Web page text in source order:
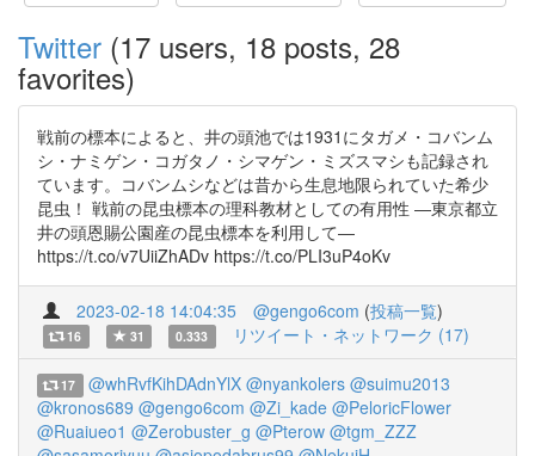
Twitter (17 users, 18 posts, 28
favorites)
戦前の標本によると、井の頭池では1931にタガメ・コバンム
シ・ナミゲン・コガタノ・シマゲン・ミズスマシも記録され
ています。コバンムシなどは昔から生息地限られていた希少
昆虫！ 戦前の昆虫標本の理科教材としての有用性 ―東京都立
井の頭恩賜公園産の昆虫標本を利用して―
https://t.co/v7UiiZhADv https://t.co/PLI3uP4oKv
2023-02-18 14:04:35 @gengo6com (投稿一覧)
16 31 0.333 リツイート・ネットワーク (17)
17 @whRvfKihDAdnYlX @nyankolers @suimu2013
@kronos689 @gengo6com @Zi_kade @PeloricFlower
@Ruaiueo1 @Zerobuster_g @Pterow @tgm_ZZZ